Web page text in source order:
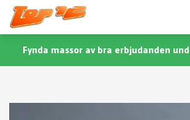
Fynda massor av bra erbjudanden